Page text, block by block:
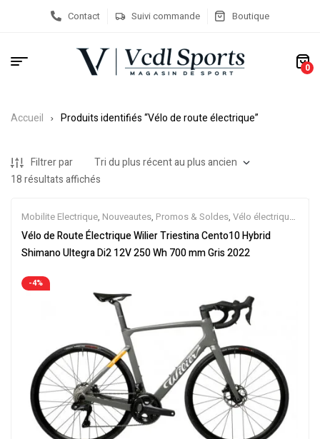
Contact Suivi commande Boutique
0
Accueil Produits identifiés “Vélo de route électrique”
Filtrer par
18 résultats affichés
Mobilite Electrique, Nouveautes, Promos & Soldes, Vélo électrique
ville, Vélos de Route Electriques,Velos Electriques
Vélo de Route Électrique Wilier Triestina Cento10 Hybrid
Shimano Ultegra Di2 12V 250 Wh 700 mm Gris 2022
-4%